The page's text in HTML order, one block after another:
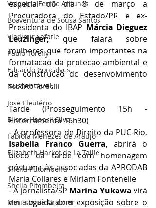
Valquíria Ferrão Antunes
Boaventura de Sousa Santos
Vladimir Safatle
Paulo Torelly
Eduardo Gonçalves
Roberto Tardelli
José Eleutério
Eliana Haberli Silva
Fabíola Menezes de Araújo
Elizabeth Harkot de La Taille
Sheila Putombeira
Sheila Pitombeira
Maria Luiza Grabner
especial do dia 8 de março a
Procuradora do Estado/PR e ex-
Presidenta do IBAP Márcia Dieguez
Leuzinger, que falará sobre
mulheres que foram importantes na
formatacao da protecao ambiental e
da construcao do desenvolvimento
sustentável.
Tarde (Prosseguimento 15h -
Encerramento 16h30)
Isabella Franco Guerra, abrirá o
bloco da tarde com homenagem
póstuma às associadas da APRODAB
Maria Collares e Miriam Fontenelle
- A jornalista/SP Marina Yukawa virá
em seguida com exposição sobre o